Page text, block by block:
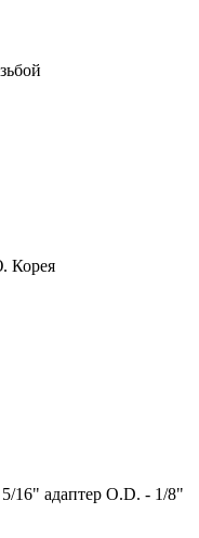
Корея
16" адаптер O.D. - 1/8"